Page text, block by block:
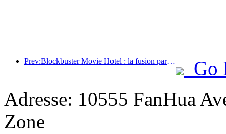
Prev:Blockbuster Movie Hotel : la fusion parfaite entre affaires et cinéma
Go
Adresse: 10555 FanHua
Zone